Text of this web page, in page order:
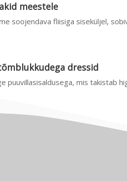
meestele
soojendava fliisiga siseküljel,
dressid
puuvillasisaldusega, mis takistab